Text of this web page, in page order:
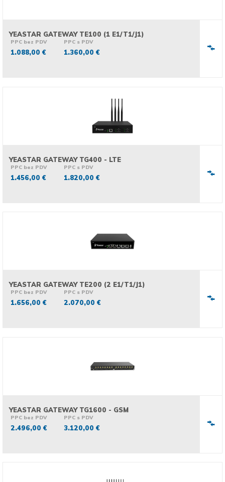
YEASTAR GATEWAY TE100 (1 E1/T1/J1)
PPC bez PDV
1.088,00 €
PPC s PDV
1.360,00 €
YEASTAR GATEWAY TG400 - LTE
PPC bez PDV
1.456,00 €
PPC s PDV
1.820,00 €
YEASTAR GATEWAY TE200 (2 E1/T1/J1)
PPC bez PDV
1.656,00 €
PPC s PDV
2.070,00 €
YEASTAR GATEWAY TG1600 - GSM
PPC bez PDV
2.496,00 €
PPC s PDV
3.120,00 €